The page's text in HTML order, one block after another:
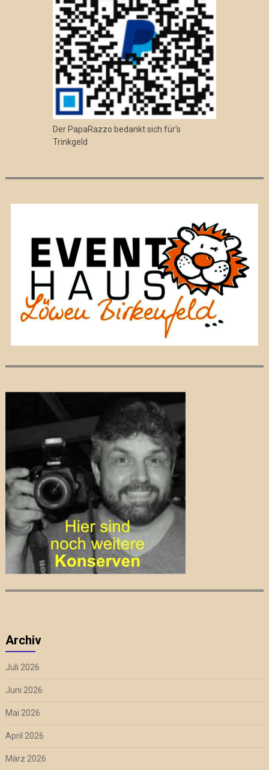
Der PapaRazzo bedankt sich für's
Trinkgeld
Archiv
Juli 2026
Juni 2026
Mai 2026
April 2026
März 2026